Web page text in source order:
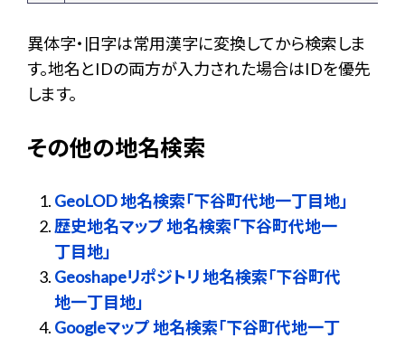
異体字・旧字は常用漢字に変換してから検索しま
す。地名とIDの両方が入力された場合はIDを優先
します。
その他の地名検索
GeoLOD 地名検索「下谷町代地一丁目地」
歴史地名マップ 地名検索「下谷町代地一
丁目地」
Geoshapeリポジトリ 地名検索「下谷町代
地一丁目地」
Googleマップ 地名検索「下谷町代地一丁